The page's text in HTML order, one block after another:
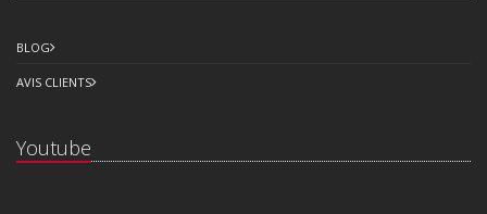
BLOG
AVIS CLIENTS
Youtube